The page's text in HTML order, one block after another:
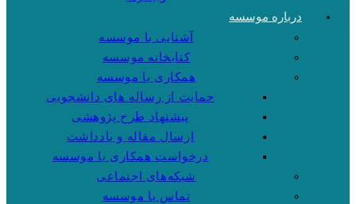
درباره موسسه
آشنایی با موسسه
کتابخانه موسسه
همکاری با موسسه
حمایت از رساله های دانشجویی
پیشنهاد طرح پژوهشی
ارسال مقاله و یادداشت
درخواست همکاری با موسسه
شبکه‌های اجتماعی
تماس با موسسه